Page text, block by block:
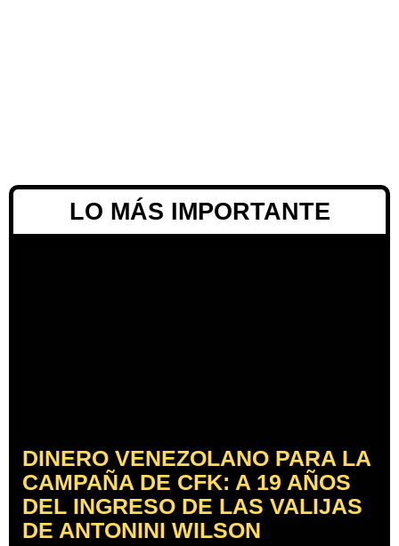
LO MÁS IMPORTANTE
DINERO VENEZOLANO PARA LA
CAMPAÑA DE CFK: A 19 AÑOS
DEL INGRESO DE LAS VALIJAS
DE ANTONINI WILSON